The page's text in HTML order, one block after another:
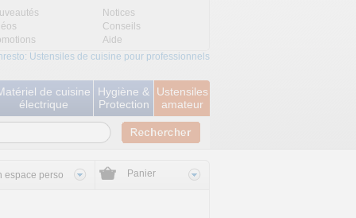
Notices
Conseils
Aide
Ustensiles de cuisine pour professionnels
de cuisine
électrique
Hygiène &
Protection
Ustensiles
amateur
espace perso Panier